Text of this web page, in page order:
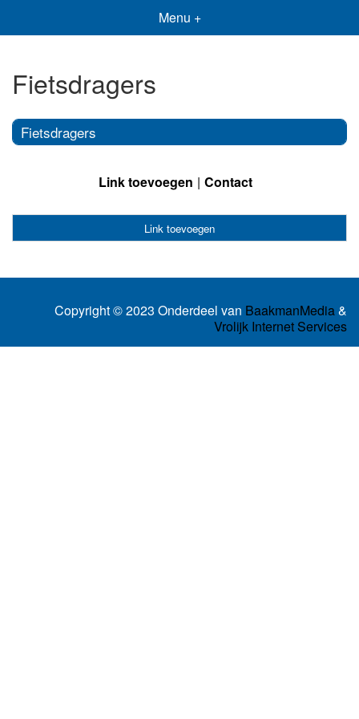
Menu +
Fietsdragers
Fietsdragers
Link toevoegen Contact
Link toevoegen
Copyright © 2023 Onderdeel van BaakmanMedia&
Vrolijk Internet Services